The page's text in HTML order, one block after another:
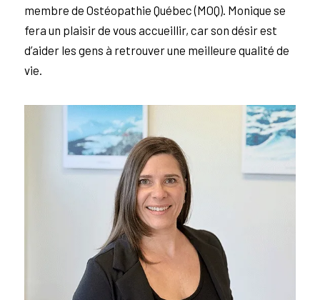
membre de Ostéopathie Québec (MOQ). Monique se
fera un plaisir de vous accueillir, car son désir est
d’aider les gens à retrouver une meilleure qualité de
vie.